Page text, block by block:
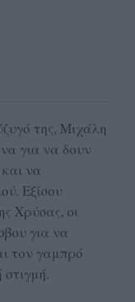
της, Μιχάλη
για να δουν
να
Εξίσου
Χρύσας, οι
για να
τον γαμπρό